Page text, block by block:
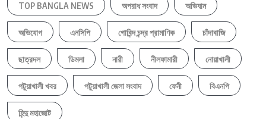
TOP BANGLA NEWS অপরাধ সংবাদ অভিযান
অভিযোগ এনসিপি গোবিন্দ চন্দ্র প্রামাণিক চাঁদাবাজি
ছাত্রদল ডিমলা নারী নীলফামারী নোয়াখালী
পটুয়াখালী খবর পটুয়াখালী জেলা সংবাদ ফেনী বিএনপি
হিন্দু মহাজোট